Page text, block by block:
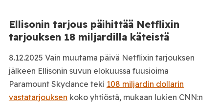
Ellisonin tarjous päihittää Netflixin
tarjouksen 18 miljardilla käteistä
8.12.2025 Vain muutama päivä Netflixin tarjouksen
jälkeen Ellisonin suvun elokuussa fuusioima
Paramount Skydance teki 108 miljardin dollarin
vastatarjouksen koko yhtiöstä, mukaan lukien CNN:n